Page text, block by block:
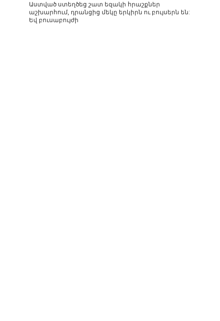
Աստված ստեղծեց շատ եզակի հրաշքներ
աշխարհում, դրանցից մեկը երկիրն ու բույսերն են:
Եվ բուսաբույժի